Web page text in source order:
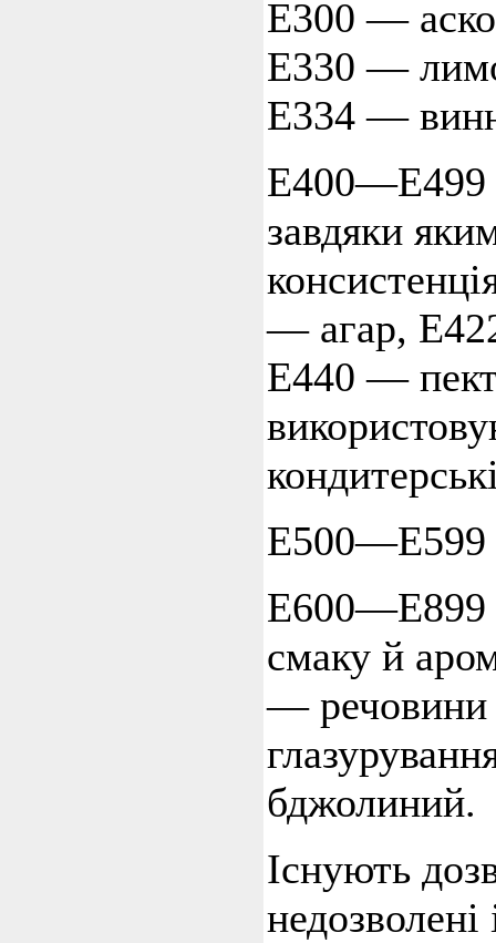
Е300 —
Е330 —
Е334 —
Е400—Е499
завдяки
— агар,
Е440 —
Е500—Е599
Е600—Е899
смаку й
— речовини
бджолиний.
Існують
недозволені